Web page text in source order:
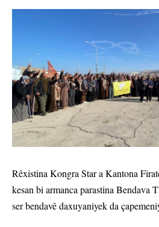
Rêxistina Kongra Star a Kantona
kesan bi armanca parastina Bendava
ser bendavê daxuyaniyek da